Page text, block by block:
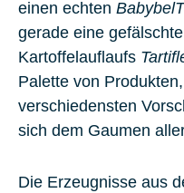
einen echten
gerade eine
Kartoffelauflaufs
Palette von
verschiedensten
sich dem Gaumen
Die Erzeugnisse aus